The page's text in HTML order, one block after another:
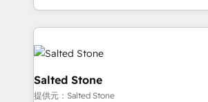
and 370+ specialists across EMEA,
we de-risk complex CRM
accelerate ROI across every HubSpot Hub. 🧭
multi-region migrations to AI-
we turn complexity into clarity, human
scale. 🏆 HubSpot’s CEO called us “the partner of the
Salted Stone
提供元：Salted Stone